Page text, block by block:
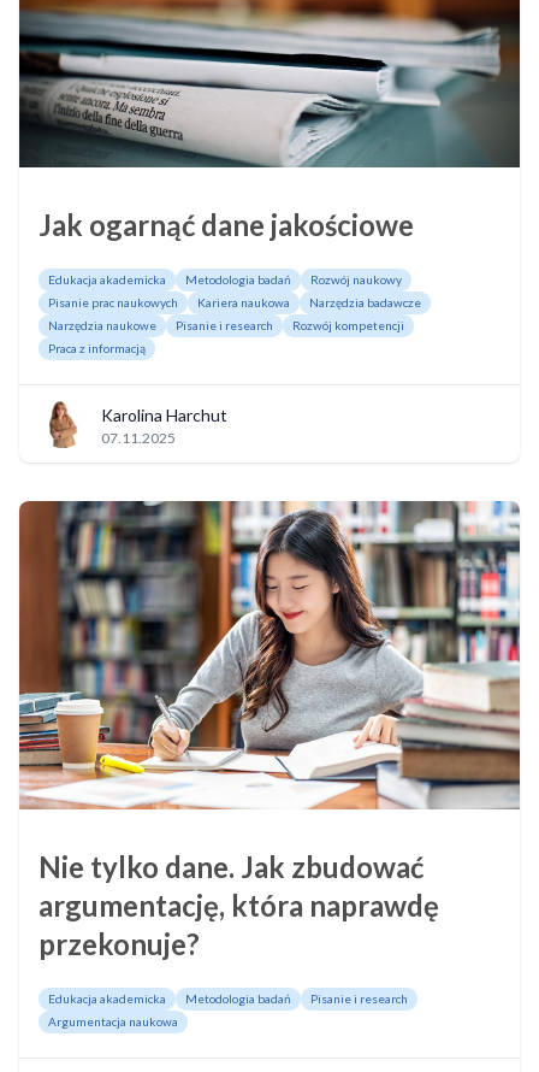
Jak ogarnąć dane jakościowe
Edukacja akademicka Metodologia badań
Rozwój naukowy
Pisanie prac naukowych
Kariera naukowa
Narzędzia badawcze
Narzędzia naukowe
Pisanie i research
Rozwój kompetencji
Praca z informacją
Karolina Harchut
07.11.2025
Nie tylko dane. Jak zbudować
argumentację, która naprawdę
przekonuje?
Edukacja akademicka Metodologia badań
Pisanie i research
Argumentacja naukowa